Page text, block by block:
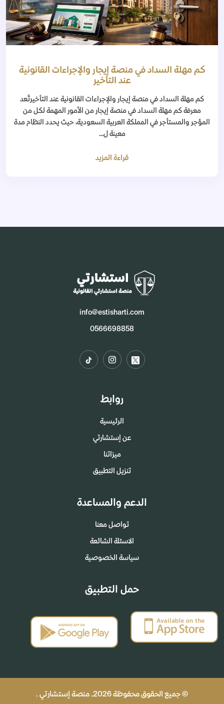
كم مهلة السداد في منصة إيجار والإجراءات القانونية
عند التأخير
كم مهلة السداد في منصة إيجار والإجراءات القانونية عند التأخيرتُعد
معرفة كم مهلة السداد في منصة إيجار من الأمور المهمة لكل من
المؤجر والمستأجر في المملكة العربية السعودية، حيث يحدد النظام مدة
معينة ل...
قراءة المزيد
info@estisharti.com
0566698858
روابط
الرئيسية
عن إستشارتي
ميزاتنا
تنزيل التطبيق
الدعم والمساعدة
تواصل معنا
الاسئلة الشائعة
سياسة الخصوصية
حمل التطبيق
© جميع الحقوق محفوظة 2026. منصة إستشارتي .